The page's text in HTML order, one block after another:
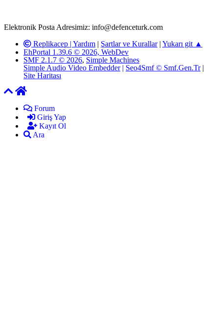
Elektronik Posta Adresimiz: info@defenceturk.com
Replikacep | Yardım | Şartlar ve Kurallar| Yukarı git ▲
EhPortal 1.39.6 © 2026, WebDev
SMF 2.1.7 © 2026, Simple Machines
Simple Audio Video Embedder | Seo4Smf © Smf.Gen.Tr|
Site Haritası
Forum
Giriş Yap
Kayıt Ol
Ara